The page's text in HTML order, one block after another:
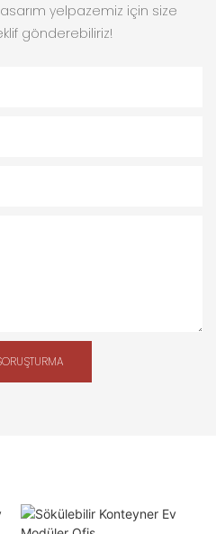
yelpazemiz için size
gönderebiliriz!